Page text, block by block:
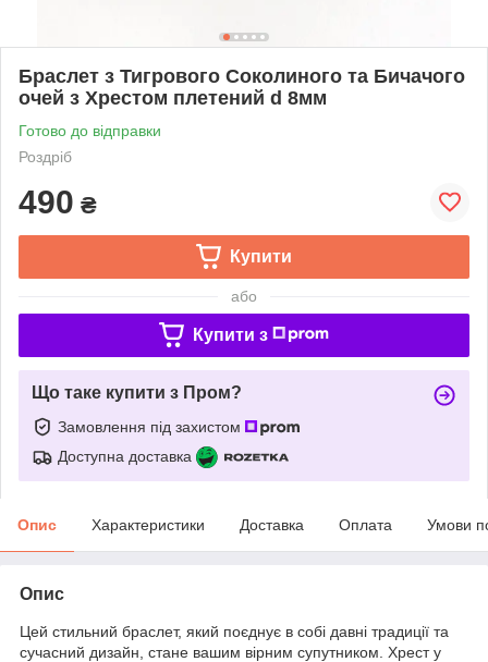
Браслет з Тигрового Соколиного та Бичачого
очей з Хрестом плетений d 8мм
Готово до відправки
Роздріб
490 ₴
Купити
або
Купити з
Що таке купити з Пром?
Замовлення під захистом
Доступна доставка
Опис Характеристики Доставка Оплата Умови
Опис
Цей стильний браслет, який поєднує в собі давні традиції та
сучасний дизайн, стане вашим вірним супутником. Хрест у